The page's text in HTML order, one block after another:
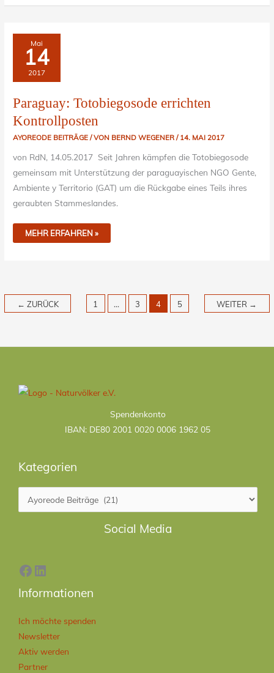
Mai
14
2017
Paraguay: Totobiegosode errichten
Kontrollposten
AYOREODE BEITRÄGE / VON BERND WEGENER/ 14. MAI 2017
von RdN, 14.05.2017 Seit Jahren kämpfen die Totobiegosode
gemeinsam mit Unterstützung der paraguayischen NGO Gente,
Ambiente y Territorio (GAT) um die Rückgabe eines Teils ihres
geraubten Stammeslandes.
PARAGUAY:
TOTOBIEGOSODE
ERRICHTEN
KONTROLLPOSTEN
MEHR ERFAHREN »
← ZURÜCK 1 … 3 4 5 WEITER →
Spendenkonto
IBAN: DE80 2001 0020 0006 1962 05
Kategorien
Social Media
Facebook
LinkedIn
Informationen
Ich möchte spenden
Newsletter
Aktiv werden
Partner